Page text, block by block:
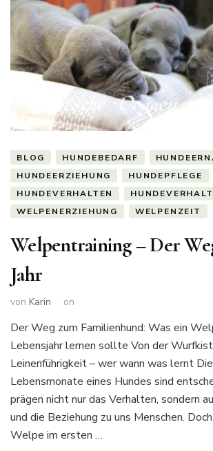
BLOG HUNDEBEDARF
HUNDEERZIEHUNG
HUNDEPFLEGE
HUNDEVERHALTEN
WELPENERZIEHUNG
WELPENZEIT
Welpentraining – Der
Jahr
von Karin on
Der Weg zum Familienhund: Was ein
Lebensjahr lernen sollte Von der
Leinenführigkeit – wer wann was lernt
Lebensmonate eines Hundes sind
prägen nicht nur das Verhalten, sondern
und die Beziehung zu uns Menschen.
Welpe im ersten …